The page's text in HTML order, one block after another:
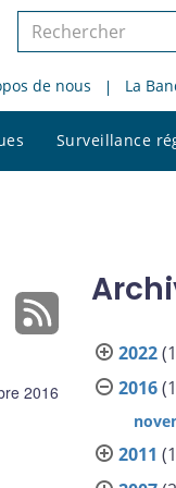
Rechercher
le
site
de nous La
Surveillance
2016
2022
2016
2011